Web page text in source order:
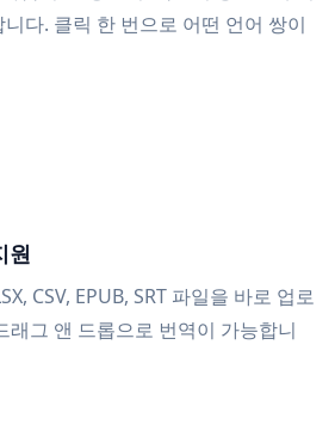
다. 클릭 한 번으로 어떤 언어 쌍이
원
CSV, EPUB, SRT 파일을 바로 업로
래그 앤 드롭으로 번역이 가능합니